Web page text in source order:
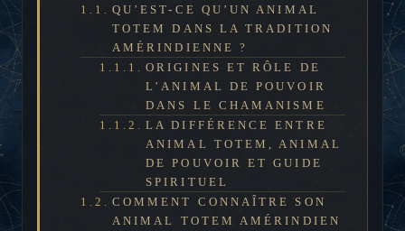
QU’EST-CE QU’UN ANIMAL
TOTEM DANS LA TRADITION
AMÉRINDIENNE ?
ORIGINES ET RÔLE DE
L’ANIMAL DE POUVOIR
DANS LE CHAMANISME
LA DIFFÉRENCE ENTRE
ANIMAL TOTEM, ANIMAL
DE POUVOIR ET GUIDE
SPIRITUEL
COMMENT CONNAÎTRE SON
ANIMAL TOTEM AMÉRINDIEN